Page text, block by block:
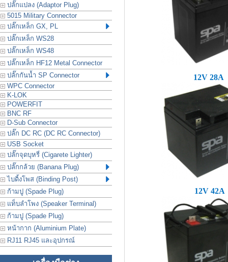
ปลั๊กแปลง (Adaptor Plug)
5015 Military Connector
ปลั๊กเหล็ก GX, PL
ปลั๊กเหล็ก WS28
ปลั๊กเหล็ก WS48
ปลั๊กเหล็ก HF12 Metal Connector
ปลั๊กกันน้ำ SP Connector
WPC Connector
K-LOK
POWERFIT
BNC RF
D-Sub Connector
ปลั๊ก DC RC (DC RC Connector)
USB Socket
ปลั๊กจุดบุหรี่ (Cigarete Lighter)
ปลั๊กกล้วย (Banana Plug)
ไบดิ้งโพส (Binding Post)
ก้ามปู (Spade Plug)
แท็บลำโพง (Speaker Terminal)
ก้ามปู (Spade Plug)
หน้ากาก (Aluminium Plate)
RJ11 RJ45 และอุปกรณ์
12V 28A
12V 42A